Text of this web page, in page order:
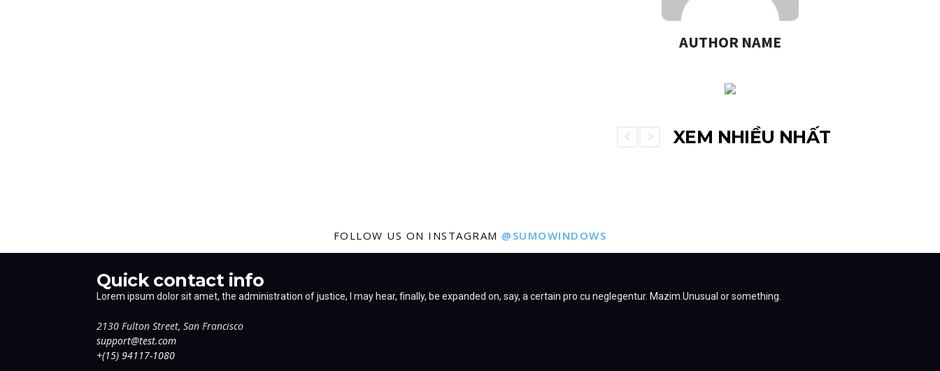
AUTHOR NAME
XEM NHIỀU NHẤT
FOLLOW US ON INSTAGRAM @SUMOWINDOWS
Quick contact info
Lorem ipsum dolor sit amet, the administration of justice, I may hear, finally, be expanded on, say, a certain pro cu neglegentur. Mazim.Unusual or something.
2130 Fulton Street, San Francisco
support@test.com
+(15) 94117-1080